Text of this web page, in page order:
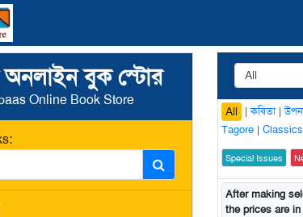
অনলাইন বুক স্টোর
Online Book Store
All |কবিতা|
Tagore | Classics
Special Issues
After making
the prices are